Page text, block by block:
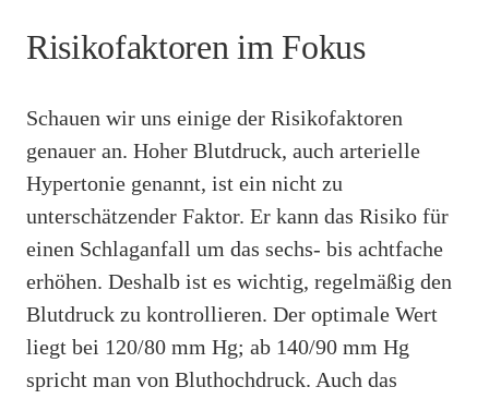
Risikofaktoren im Fokus
Schauen wir uns einige der Risikofaktoren
genauer an. Hoher Blutdruck, auch arterielle
Hypertonie genannt, ist ein nicht zu
unterschätzender Faktor. Er kann das Risiko für
einen Schlaganfall um das sechs- bis achtfache
erhöhen. Deshalb ist es wichtig, regelmäßig den
Blutdruck zu kontrollieren. Der optimale Wert
liegt bei 120/80 mm Hg; ab 140/90 mm Hg
spricht man von Bluthochdruck. Auch das